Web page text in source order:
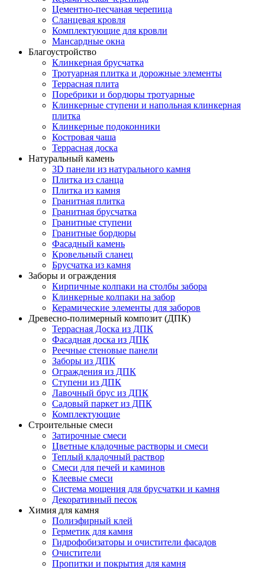
Цементно-песчаная черепица
Сланцевая кровля
Комплектующие для кровли
Мансардные окна
Благоустройство
Клинкерная брусчатка
Тротуарная плитка и дорожные элементы
Террасная плита
Поребрики и бордюры тротуарные
Клинкерные ступени и напольная клинкерная
плитка
Клинкерные подоконники
Костровая чаша
Террасная доска
Натуральный камень
3D панели из натурального камня
Плитка из сланца
Плитка из камня
Гранитная плитка
Гранитная брусчатка
Гранитные ступени
Гранитные бордюры
Фасадный камень
Кровельный сланец
Брусчатка из камня
Заборы и ограждения
Кирпичные колпаки на столбы забора
Клинкерные колпаки на забор
Керамические элементы для заборов
Древесно-полимерный композит (ДПК)
Террасная Доска из ДПК
Фасадная доска из ДПК
Реечные стеновые панели
Заборы из ДПК
Ограждения из ДПК
Ступени из ДПК
Лавочный брус из ДПК
Садовый паркет из ДПК
Комплектующие
Строительные смеси
Затирочные смеси
Цветные кладочные растворы и смеси
Теплый кладочный раствор
Смеси для печей и каминов
Клеевые смеси
Система мощения для брусчатки и камня
Декоративный песок
Химия для камня
Полиэфирный клей
Герметик для камня
Гидрофобизаторы и очистители фасадов
Очистители
Пропитки и покрытия для камня